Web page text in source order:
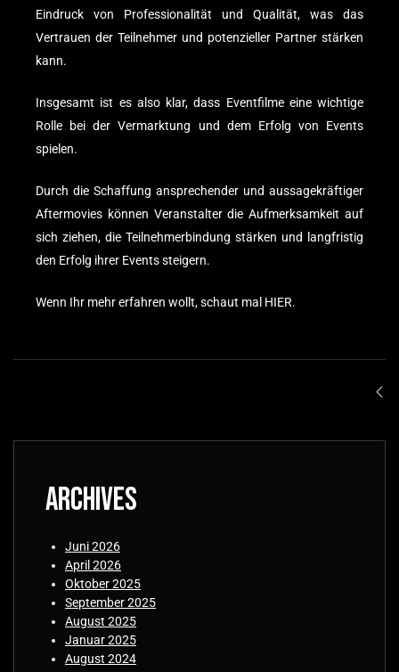
Eindruck von Professionalität und Qualität, was das
Vertrauen der Teilnehmer und potenzieller Partner stärken
kann.
Insgesamt ist es also klar, dass Eventfilme eine wichtige
Rolle bei der Vermarktung und dem Erfolg von Events
spielen.
Durch die Schaffung ansprechender und aussagekräftiger
Aftermovies können Veranstalter die Aufmerksamkeit auf
sich ziehen, die Teilnehmerbindung stärken und langfristig
den Erfolg ihrer Events steigern.
Wenn Ihr mehr erfahren wollt, schaut mal HIER.
Archives
Juni 2026
April 2026
Oktober 2025
September 2025
August 2025
Januar 2025
August 2024